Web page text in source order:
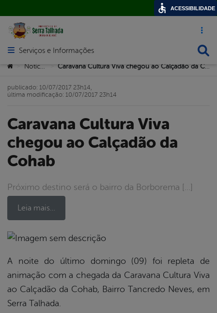
Acesso
Abrir menu principal de navegação
Serviços e Informações
Você está aqui:
> Notícias > Caravana Cultura Viva chegou ao Calçadão da Cohab
Caravana Cultura Viva
chegou ao Calçadão da
Cohab
Próximo destino será o bairro da Borborema […]
Leia mais…
publicado: 10/07/2017 23h14,
última modificação: 10/07/2017 23h14
A noite do último domingo (09) foi repleta de
animação com a chegada da Caravana Cultura Viva
ao Calçadão da Cohab, Bairro Tancredo Neves, em
Serra Talhada.
ACESSIBILIDADE